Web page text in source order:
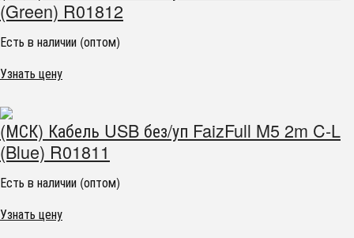
(Green) R01812
Есть в наличии (оптом)
Узнать цену
(МСК) Кабель USB без/уп FaizFull M5 2m C-L
(Blue) R01811
Есть в наличии (оптом)
Узнать цену